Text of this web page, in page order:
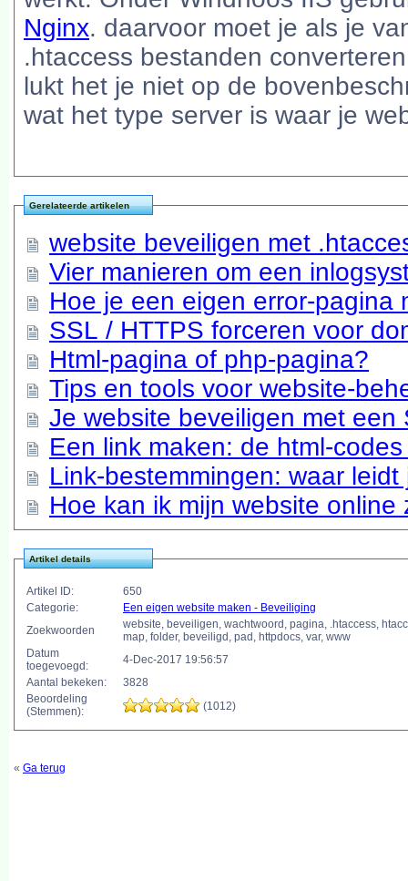
Nginx. daarvoor moet je als je
.htaccess bestanden
lukt het je niet op de
wat het type server is waar je
Gerelateerde artikelen
website beveiligen met
Vier manieren om een
Hoe je een eigen error-pagina
SSL / HTTPS forceren voor
Html-pagina of php-pagina?
Tips en tools voor website-
Je website beveiligen met een
Een link maken: de html-
Link-bestemmingen: waar
Hoe kan ik mijn website online
Artikel details
Artikel ID:
650
Categorie:
Een eigen website maken - Beveiliging
Zoekwoorden
website, beveiligen, wachtwoord, pagina, .htaccess,
map, folder, beveiligd, pad, httpdocs, var, www
Datum
toegevoegd:
4-Dec-2017 19:56:57
Aantal bekeken:
3828
Beoordeling
(Stemmen):
(1012)
« Ga terug